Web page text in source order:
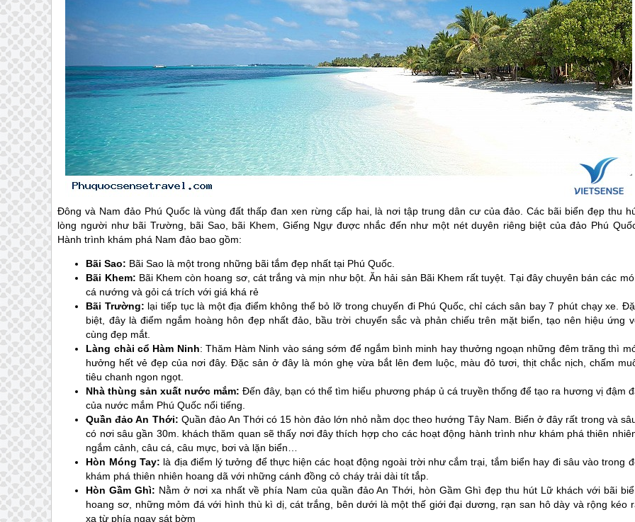
Đông và Nam đảo Phú Quốclà vùng đất thấp đan xen rừng cấp hai, là nơi tập trung dân cư của đảo. Các bãi biển đẹp thu
lòng người như bãi Trường, bãi Sao, bãi Khem, Giếng Ngự được nhắc đến như một nét duyên riêng biệt của đảo Phú
Hành trình khám phá Nam đảo bao gồm:
Bãi Sao: Bãi Sao là một trong những bãi tắm đẹp nhất tại Phú Quốc.
Bãi Khem: Bãi Khem còn hoang sơ, cát trắng và mịn như bột. Ăn hải sản Bãi Khem rất tuyệt. Tại đây chuyên bán các
cá nướng và gỏi cá trích với giá khá rẻ
Bãi Trường: lại tiếp tục là một địa điểm không thể bỏ lỡ trong chuyến đi Phú Quốc, chỉ cách sân bay 7 phút chạy xe.
biệt, đây là điểm ngắm hoàng hôn đẹp nhất đảo, bầu trời chuyển sắc và phản chiếu trên mặt biển, tạo nên hiệu ứng
cùng đẹp mắt.
Làng chài cổ Hàm Ninh: Thăm Hàm Ninh vào sáng sớm để ngắm bình minh hay thưởng ngoạn những đêm trăng thì
hưởng hết vẻ đẹp của nơi đây. Đặc sản ở đây là món ghẹ vừa bắt lên đem luộc, màu đỏ tươi, thịt chắc nịch, chấm
tiêu chanh ngon ngọt.
Nhà thùng sản xuất nước mắm: Đến đây, bạn có thể tìm hiểu phương pháp ủ cá truyền thống để tạo ra hương vị đậm
của nước mắm Phú Quốc nổi tiếng.
Quần đảo An Thới: Quần đảo An Thới có 15 hòn đảo lớn nhỏ nằm dọc theo hướng Tây Nam. Biển ở đây rất trong và
có nơi sâu gần 30m. khách thăm quan sẽ thấy nơi đây thích hợp cho các hoạt động hành trình như khám phá thiên
ngắm cảnh, câu cá, câu mực, bơi và lặn biển…
Hòn Móng Tay: là địa điểm lý tưởng để thực hiện các hoạt động ngoài trời như cắm trại, tắm biển hay đi sâu vào trong
khám phá thiên nhiên hoang dã với những cánh đồng cỏ cháy trải dài tít tắp.
Hòn Gầm Ghì: Nằm ở nơi xa nhất về phía Nam của quần đảo An Thới, hòn Gầm Ghì đẹp thu hút Lữ khách với bãi
hoang sơ, những mỏm đá với hình thù kì dị, cát trắng, bên dưới là một thế giới đại dương, rạn san hô dày và rộng kéo
xa từ phía ngay sát bờm